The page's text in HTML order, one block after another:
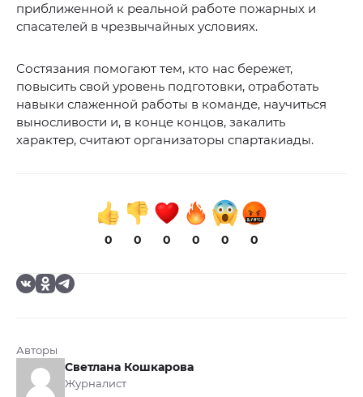
приближенной к реальной работе пожарных и
спасателей в чрезвычайных условиях.
Состязания помогают тем, кто нас бережет,
повысить свой уровень подготовки, отработать
навыки слаженной работы в команде, научиться
выносливости и, в конце концов, закалить
характер, считают организаторы спартакиады.
0 0 0 0 0 0
Авторы
Светлана Кошкарова
Журналист